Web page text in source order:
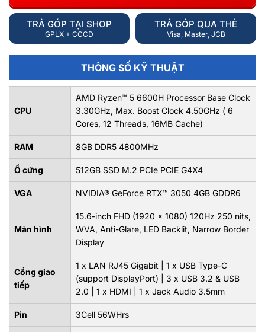
TRẢ GÓP TẠI SHOP
GPLX + CCCD
TRẢ GÓP QUA THẺ
Visa, Master, JCB
THÔNG SỐ KỸ THUẬT
CPU
AMD Ryzen™ 5 6600H Processor Base Clock
3.30GHz, Max. Boost Clock 4.50GHz ( 6
Cores, 12 Threads, 16MB Cache)
RAM 8GB DDR5 4800MHz
Ổ cứng 512GB SSD M.2 PCIe PCIE G4X4
VGA NVIDIA® GeForce RTX™ 3050 4GB GDDR6
Màn hình
15.6-inch FHD (1920 x 1080) 120Hz 250 nits,
WVA, Anti-Glare, LED Backlit, Narrow Border
Display
Cổng giao
tiếp
1 x LAN RJ45 Gigabit | 1 x USB Type-C
(support DisplayPort) | 3 x USB 3.2 & USB
2.0 | 1 x HDMI | 1 x Jack Audio 3.5mm
Pin 3Cell 56WHrs